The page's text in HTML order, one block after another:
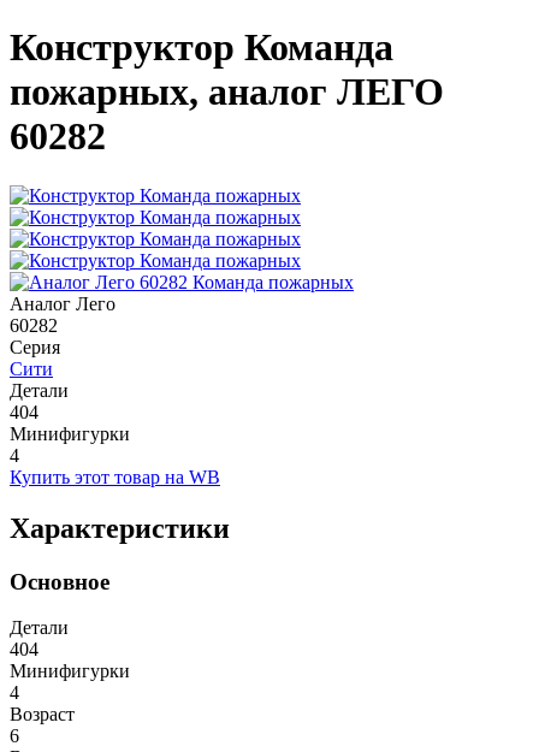
Конструктор Команда
пожарных, аналог ЛЕГО
60282
Аналог Лего
60282
Серия
Сити
Детали
404
Минифигурки
4
Купить этот товар на WB
Характеристики
Основное
Детали
404
Минифигурки
4
Возраст
6